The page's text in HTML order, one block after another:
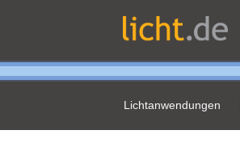
Lichtanwendungen